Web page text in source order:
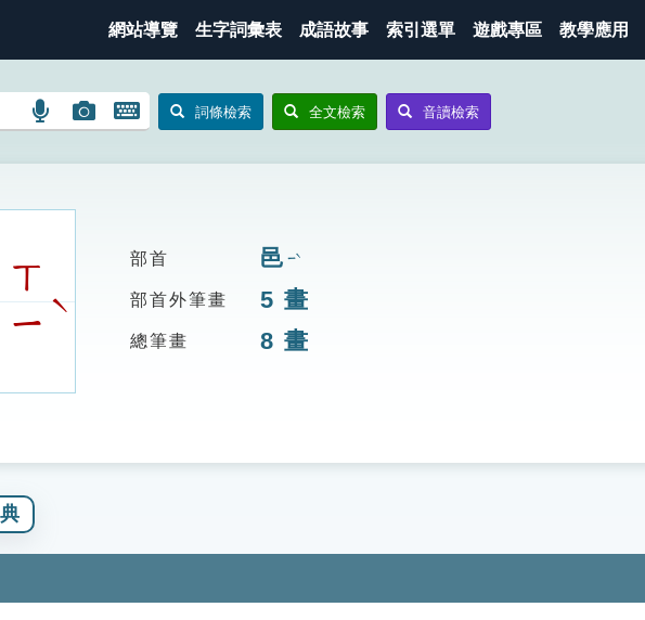
網站導覽 生字詞彙表 成語故事 索引選單 遊戲專區 教學應用
語
搜
圖
圖
搜
開
鍵
詞條檢索 全文檢索 音讀檢索
ㄒ
ㄧ
ˋ
部首 邑 ㄧˋ
部首外筆畫 5 畫
總筆畫 8 畫